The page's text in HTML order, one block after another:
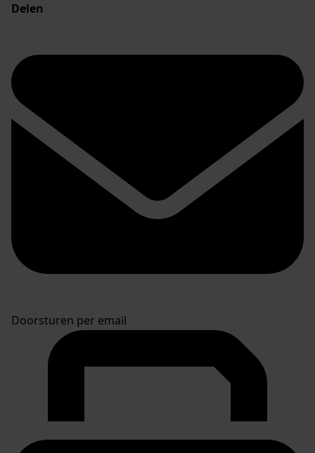
Delen
Doorsturen per email